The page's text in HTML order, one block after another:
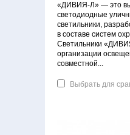
«ДИВИЯ-Л» — это
светодиодные
светильники,
в составе систем
Светильники
организации
совместной...
Выбрать для